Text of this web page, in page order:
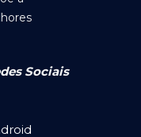
Sociais